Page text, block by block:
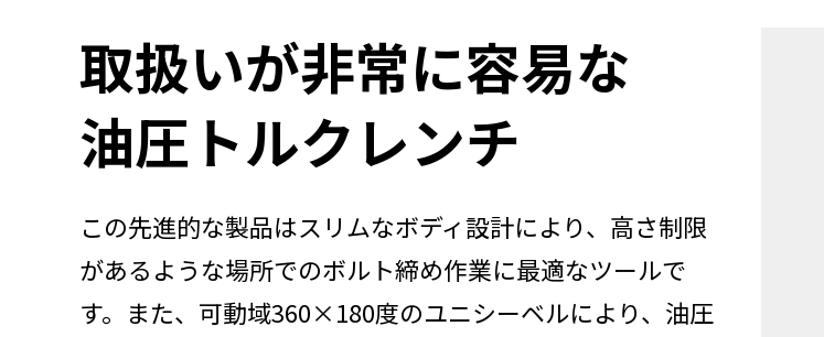
取扱いが非常に容易な
油圧トルクレンチ
この先進的な製品はスリムなボディ設計により、高さ制限
があるような場所でのボルト締め作業に最適なツールで
す。また、可動域360×180度のユニシーベルにより、油圧